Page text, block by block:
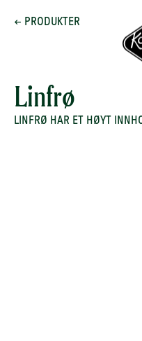
← PRODUKTER
Dette
E-
Linfrø
LINFRØ HAR ET HØYT